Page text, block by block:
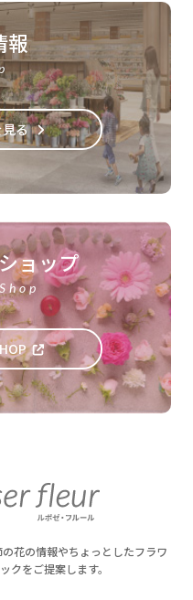
報
る
ョップ
花の情報やちょっとしたフラワ
クをご提案します。